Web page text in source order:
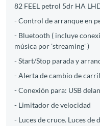
82 FEEL petrol 5dr HA
- Control de arranque en
- Bluetooth ( incluye
música por 'streaming' )
- Start/Stop parada y
- Alerta de cambio de
- Conexión para: USB
- Limitador de velocidad
- Luces de cruce. Luces de